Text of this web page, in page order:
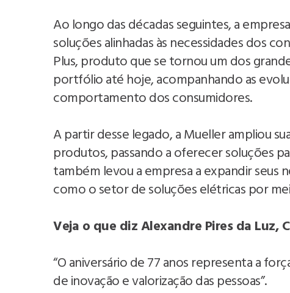
Ao longo das décadas seguintes, a
soluções alinhadas às necessidades dos
Plus, produto que se tornou um dos
portfólio até hoje, acompanhando as
comportamento dos consumidores.
A partir desse legado, a Mueller ampliou
produtos, passando a oferecer soluções
também levou a empresa a expandir seus
como o setor de soluções elétricas por
Veja o que diz Alexandre Pires da Luz,
“O aniversário de 77 anos representa a
de inovação e valorização das pessoas”.